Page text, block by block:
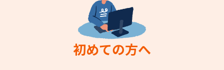
初めての方へ